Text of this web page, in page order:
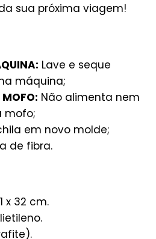
sua próxima viagem!
Lave e seque
máquina;
MOFO: Não alimenta nem
mofo;
em novo molde;
de fibra.
x 32 cm.